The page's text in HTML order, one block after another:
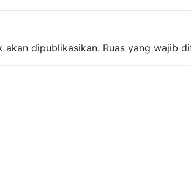
akan dipublikasikan. Ruas yang wajib